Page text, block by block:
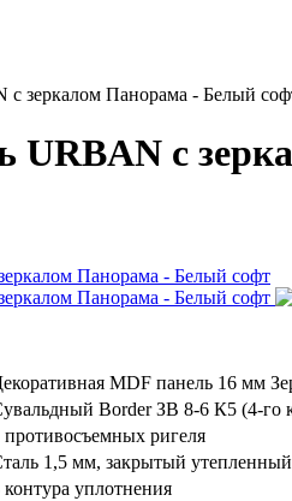
с зеркалом Панорама - Белый
URBAN с
MDF панель 16 мм
Border ЗВ 8-6 К5 (4-го
противосъемных ригеля
1,5 мм, закрытый
контура уплотнения